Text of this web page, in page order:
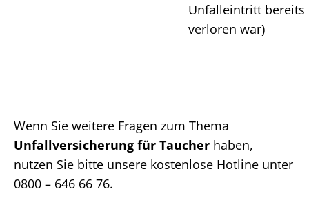
Unfalleintritt bereits
verloren war)
Wenn Sie weitere Fragen zum Thema
Unfallversicherung für Taucher haben,
nutzen Sie bitte unsere kostenlose Hotline unter
0800 – 646 66 76.